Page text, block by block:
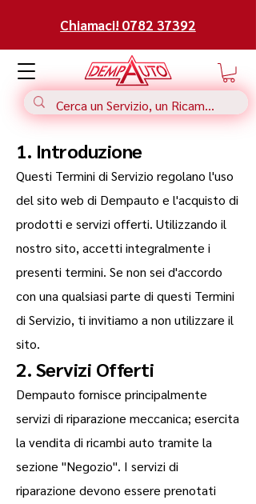
Chiamaci! 0782 37392
1. Introduzione
Questi Termini di Servizio regolano l'uso
del sito web di Dempauto e l'acquisto di
prodotti e servizi offerti. Utilizzando il
nostro sito, accetti integralmente i
presenti termini. Se non sei d'accordo
con una qualsiasi parte di questi Termini
di Servizio, ti invitiamo a non utilizzare il
sito.
2. Servizi Offerti
Dempauto fornisce principalmente
servizi di riparazione meccanica; esercita
la vendita di ricambi auto tramite la
sezione "Negozio". I servizi di
riparazione devono essere prenotati